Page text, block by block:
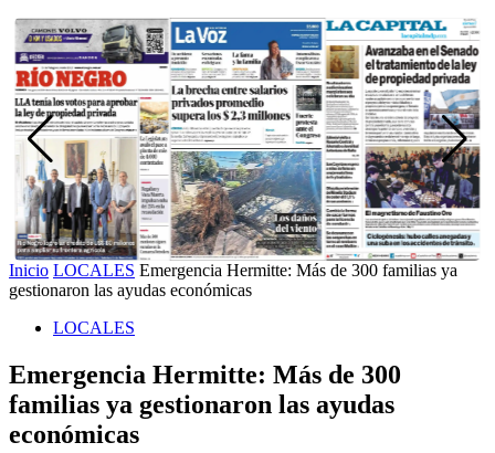
Inicio LOCALES Emergencia Hermitte: Más de 300 familias ya
gestionaron las ayudas económicas
LOCALES
Emergencia Hermitte: Más de 300
familias ya gestionaron las ayudas
económicas